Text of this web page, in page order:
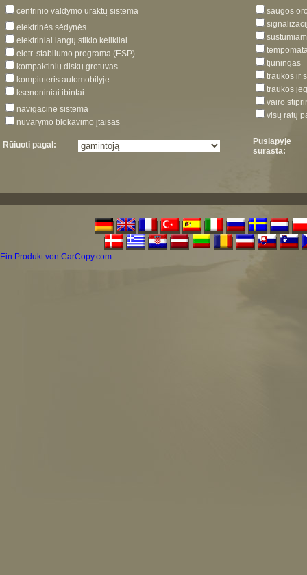
centrinio valdymo uraktų sistema
elektrinės sėdynės
elektriniai langų stiklo kėlikliai
eletr. stabilumo programa (ESP)
kompaktinių diskų grotuvas
kompiuteris automobilyje
ksenoniniai ibintai
navigacinė sistema
nuvarymo blokavimo įtaisas
saugos
tjuningas
traukos ir
traukos
vairo
visų ratų
Rūiuoti pagal:
Puslapyje
surasta:
Ein Produkt von CarCopy.com